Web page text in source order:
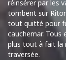
réinsérer par les
tombent sur
tout quitté pour
cauchemar. Tous
plus tout à fait la
traversée.